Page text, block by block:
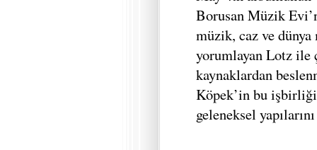
Borusan Müzik
müzik, caz ve
yorumlayan Lotz ile
kaynaklardan
Köpek’in bu
geleneksel